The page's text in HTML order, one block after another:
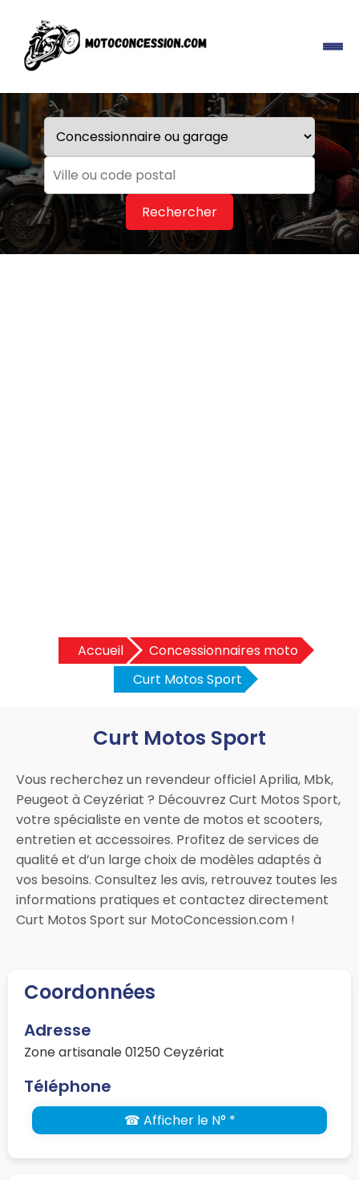
Rechercher
Accueil
Concessionnaires moto
Curt Motos Sport
Curt Motos Sport
Vous recherchez un revendeur officiel Aprilia, Mbk,
Peugeot à Ceyzériat ? Découvrez Curt Motos Sport,
votre spécialiste en vente de motos et scooters,
entretien et accessoires. Profitez de services de
qualité et d’un large choix de modèles adaptés à
vos besoins. Consultez les avis, retrouvez toutes les
informations pratiques et contactez directement
Curt Motos Sport sur MotoConcession.com !
Coordonnées
Adresse
Zone artisanale 01250 Ceyzériat
Téléphone
☎ Afficher le N° *